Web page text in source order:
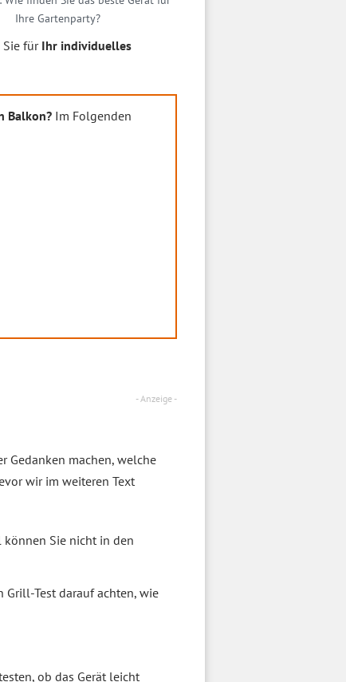
Ihre Gartenparty?
Sie für Ihr individuelles
Balkon? Im Folgenden
- Anzeige -
Gedanken machen, welche
wir im weiteren Text
Sie nicht in den
Grill-Test darauf achten, wie
ob das Gerät leicht